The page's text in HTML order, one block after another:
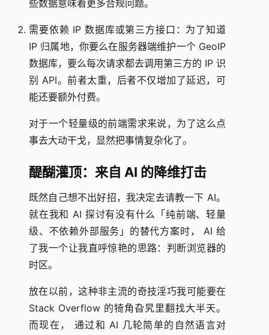
些数据意味着更多合规问题。
需要依赖 IP 数据库或第三方接口：为了知道
IP 归属地，你要么在服务器端维护一个 GeoIP
数据库，要么每次请求都去调用第三方的 IP 识
别 API。前者太重，后者不仅增加了延迟，可
能还要额外付费。
对于一个轻量级的前端需求来说，为了这么点
事去大动干戈，显然把事情复杂化了。
醍醐灌顶：来自 AI 的降维打击
既然自己想不出好招，我决定去请教一下 AI。
就在我和 AI 探讨有没有什么「纯前端、轻量
级、不依赖外部服务」的替代方案时， AI 给
了我一个让我直呼惊艳的思路：判断浏览器的
时区。
放在以前，这种非主流的奇技淫巧我可能要在
Stack Overflow 的犄角旮旯里翻找大半天。
而现在， 通过和 AI 几轮简单的自然语言对